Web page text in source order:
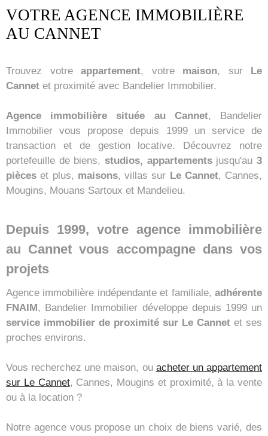
VOTRE AGENCE IMMOBILIÈRE
AU CANNET
Trouvez votre appartement, votre maison, sur Le
Cannet et proximité avec Bandelier Immobilier.
Agence immobilière située au Cannet, Bandelier
Immobilier vous propose depuis 1999 un service de
transaction et de gestion locative. Découvrez notre
portefeuille de biens, studios, appartements jusqu'au3
pièces et plus, maisons, villas sur Le Cannet, Cannes,
Mougins, Mouans Sartoux et Mandelieu.
Depuis 1999, votre agence immobilière
au Cannet vous accompagne dans vos
projets
Agence immobilière indépendante et familiale, adhérente
FNAIM, Bandelier Immobilier développe depuis 1999 un
service immobilier de proximité sur Le Cannet et ses
proches environs.
Vous recherchez une maison, ou acheter un appartement
sur Le Cannet, Cannes, Mougins et proximité, à la vente
ou à la location ?
Notre agence vous propose un choix de biens varié, des
RECHERCHER